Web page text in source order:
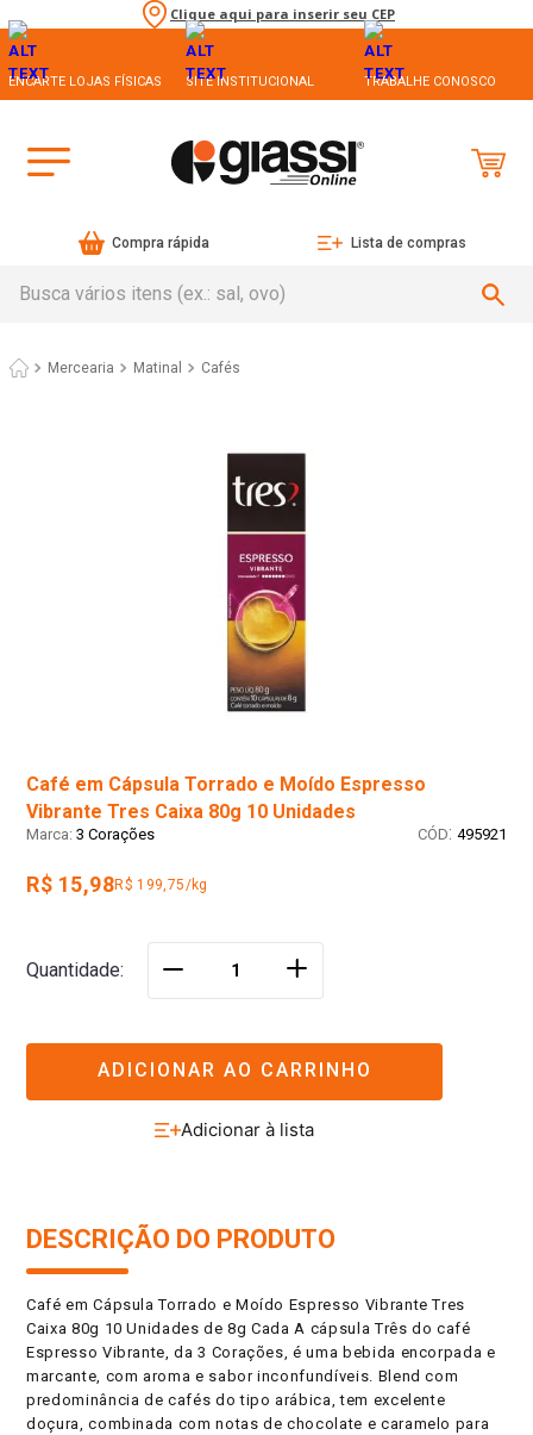
Clique aqui para inserir seu CEP
ENCARTE LOJAS FÍSICAS SITE INSTITUCIONAL TRABALHE CONOSCO
Compra rápida Lista de compras
Mercearia Matinal Cafés
Café em Cápsula Torrado e Moído Espresso
Vibrante Tres Caixa 80g 10 Unidades
3 Corações : 495921
R$ 15,98R$ 199,75/kg
Quantidade ＋
ADICIONAR AO CARRINHO
DESCRIÇÃO DO PRODUTO
Café em Cápsula Torrado e Moído Espresso Vibrante Tres
Caixa 80g 10 Unidades de 8g Cada A cápsula Três do café
Espresso Vibrante, da 3 Corações, é uma bebida encorpada e
marcante, com aroma e sabor inconfundíveis. Blend com
predominância de cafés do tipo arábica, tem excelente
doçura, combinada com notas de chocolate e caramelo para